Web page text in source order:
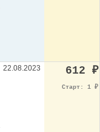
22.08.2023 612 ₽
Старт: 1 ₽